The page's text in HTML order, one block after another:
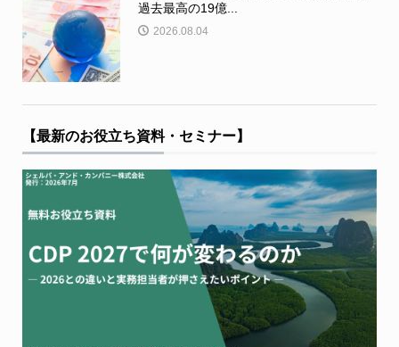
過去最高の19億...
2026.08.04
【最新のお役立ち資料・セミナー】